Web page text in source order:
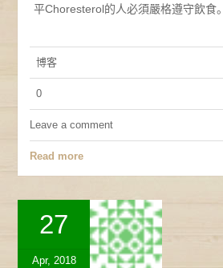
平Choresterol的人必須嚴格遵守飲食。
博客
0
Leave a comment
Read more
27
Apr, 2018